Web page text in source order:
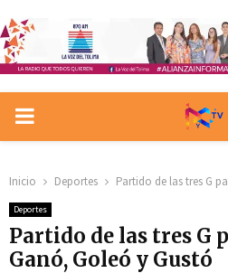
PRIMARY
Inicio Deportes Partido de las tres G
Deportes
Partido de las tres G
Ganó, Goleó y Gustó